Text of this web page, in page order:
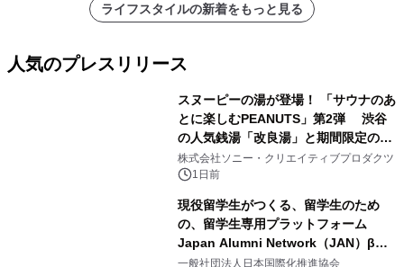
ライフスタイルの新着をもっと見る
人気のプレスリリース
スヌーピーの湯が登場！ 「サウナのあ
とに楽しむPEANUTS」第2弾 渋谷
の人気銭湯「改良湯」と期間限定のコ
ラボレーション サウナイキタイコラ
ボグッズも発売決定！
株式会社ソニー・クリエイティブプロダクツ
1日前
現役留学生がつくる、留学生のため
の、留学生専用プラットフォーム
Japan Alumni Network（JAN）β版
をリリース
一般社団法人日本国際化推進協会